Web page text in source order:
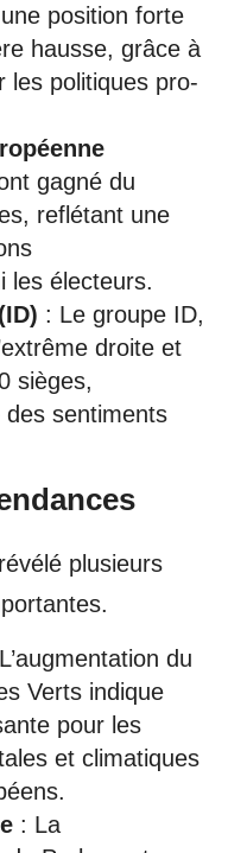
position forte
hausse, grâce à
les politiques pro-
gagné du
reflétant une
les électeurs.
: Le groupe ID,
droite et
sièges,
sentiments
plusieurs
du
Verts indique
pour les
et climatiques
: La